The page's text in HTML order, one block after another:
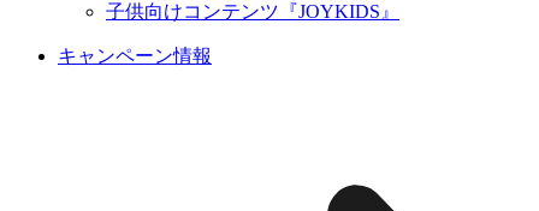
子供向けコンテンツ『JOYKIDS』
キャンペーン情報